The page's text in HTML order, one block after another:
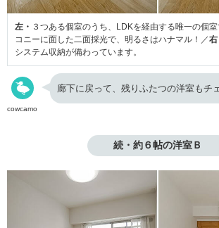
左・ ３つある個室のうち、LDKを経由する唯一の個
コニーに面した二面採光で、明るさはハナマル！／右
システム収納が備わっています。
cowcamo
廊下に戻って、残りふたつの洋室もチ
続・約６帖の洋室Ｂ